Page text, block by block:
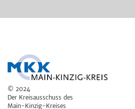
© 2024
Der Kreisausschuss des
Main-Kinzig-Kreises